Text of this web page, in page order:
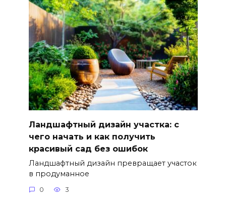
Ландшафтный дизайн участка: с
чего начать и как получить
красивый сад без ошибок
Ландшафтный дизайн превращает участок
в продуманное
0 3